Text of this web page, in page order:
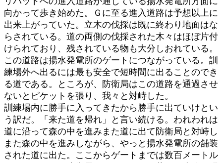
向かって歩き始めた。Ｇに至る進入道路は予想以上に
出来上がっていた。立木の伐採は既に終わり地面はな
らされている。道の両側の伐採された木々はほぼ片付
けられており、残されている物も大分しおれている。
この道路は揚水発電所のゲートにつながっている。訓
練場外へ出るには最も安全で短時間に出ることのでき
る道である。ところが、防衛局はこの道路を通過させ
ないとピケットを張り、我々と対峙した。
訓練場内に勝手に入ってきたから勝手に出ていけとい
う訳だ。「来た道を帰れ」と言い続ける。われわれは
道に沿って森の中を進みまた道に出て防衛局と対峙し
また森の中を進みしながら、やっと揚水発電所の舗装
された道に出た。ここからゲートまでは数百メートル